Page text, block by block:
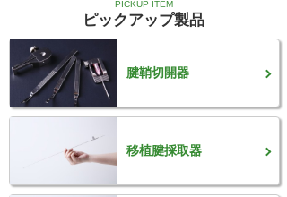
PICKUP ITEM
ピックアップ製品
腱鞘切開器
移植腱採取器